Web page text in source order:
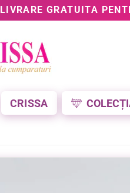
LIVRARE GRATUITA
CRISSA